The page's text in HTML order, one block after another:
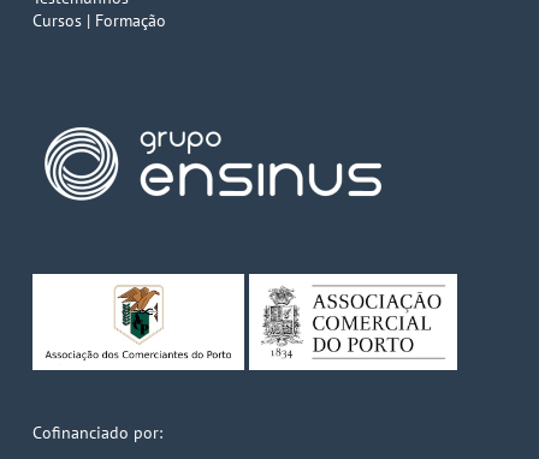
Cursos | Formação
Cofinanciado por: